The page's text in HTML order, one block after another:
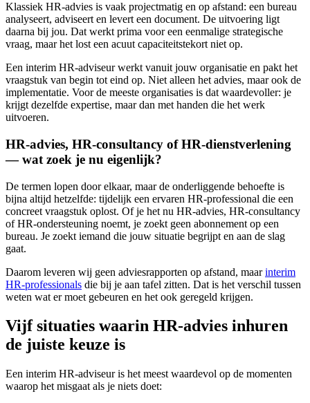
Klassiek HR-advies is vaak projectmatig en op afstand: een bureau
analyseert, adviseert en levert een document. De uitvoering ligt
daarna bij jou. Dat werkt prima voor een eenmalige strategische
vraag, maar het lost een acuut capaciteitstekort niet op.
Een interim HR-adviseur werkt vanuit jouw organisatie en pakt het
vraagstuk van begin tot eind op. Niet alleen het advies, maar ook de
implementatie. Voor de meeste organisaties is dat waardevoller: je
krijgt dezelfde expertise, maar dan met handen die het werk
uitvoeren.
HR-advies, HR-consultancy of HR-dienstverlening
— wat zoek je nu eigenlijk?
De termen lopen door elkaar, maar de onderliggende behoefte is
bijna altijd hetzelfde: tijdelijk een ervaren HR-professional die een
concreet vraagstuk oplost. Of je het nu HR-advies, HR-consultancy
of HR-ondersteuning noemt, je zoekt geen abonnement op een
bureau. Je zoekt iemand die jouw situatie begrijpt en aan de slag
gaat.
Daarom leveren wij geen adviesrapporten op afstand, maarinterim
HR-professionals die bij je aan tafel zitten. Dat is het verschil tussen
weten wat er moet gebeuren en het ook geregeld krijgen.
Vijf situaties waarin HR-advies inhuren
de juiste keuze is
Een interim HR-adviseur is het meest waardevol op de momenten
waarop het misgaat als je niets doet: